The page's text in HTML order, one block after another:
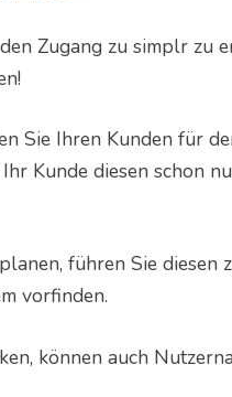
Zugang zu simplr zu
Sie Ihren Kunden für
Kunde diesen schon
führen Sie diesen
vorfinden.
können auch